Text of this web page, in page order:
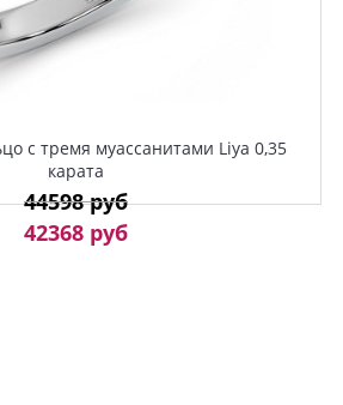
с тремя муассанитами Liya 0,35
карата
44598 руб
42368 руб